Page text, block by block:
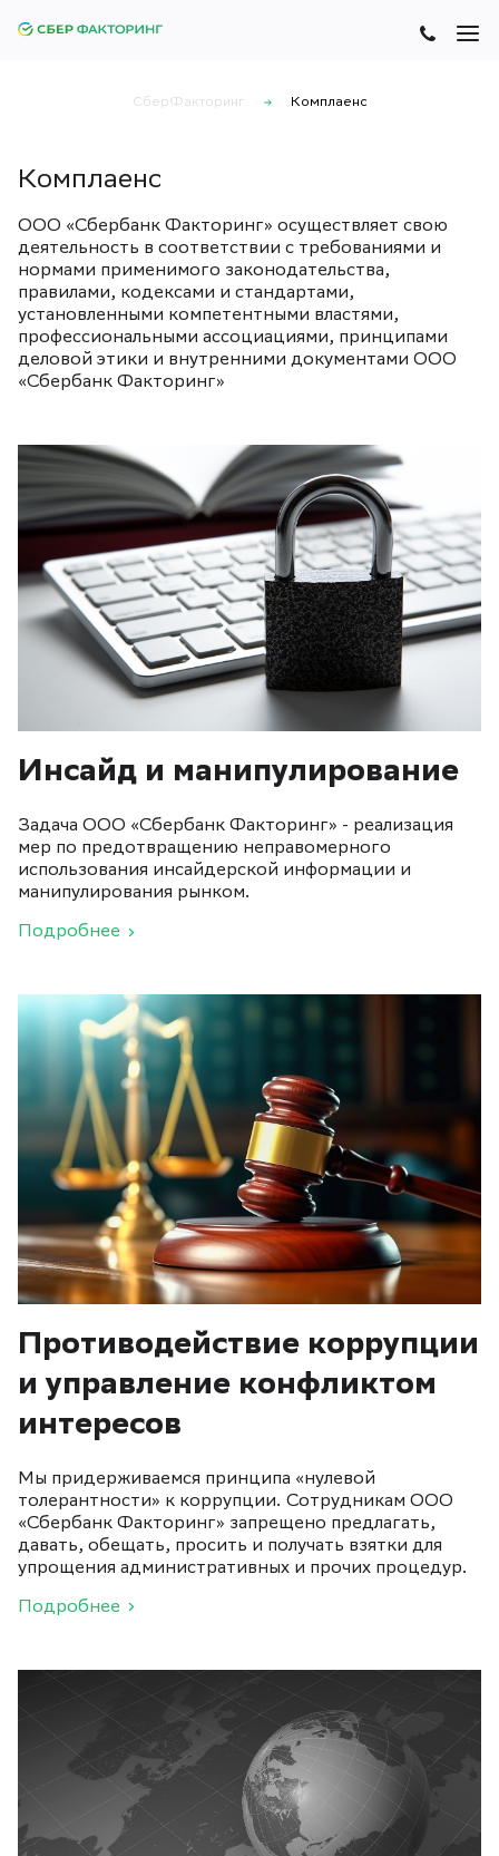
СберФакторинг Комплаенс
Комплаенс
ООО «Сбербанк Факторинг» осуществляет свою
деятельность в соответствии с требованиями и
нормами применимого законодательства,
правилами, кодексами и стандартами,
установленными компетентными властями,
профессиональными ассоциациями, принципами
деловой этики и внутренними документами ООО
«Сбербанк Факторинг»
Инсайд и манипулирование
Задача ООО «Сбербанк Факторинг» - реализация
мер по предотвращению неправомерного
использования инсайдерской информации и
манипулирования рынком.
Подробнее
Противодействие коррупции
и управление конфликтом
интересов
Мы придерживаемся принципа «нулевой
толерантности» к коррупции. Сотрудникам ООО
«Сбербанк Факторинг» запрещено предлагать,
давать, обещать, просить и получать взятки для
упрощения административных и прочих процедур.
Подробнее